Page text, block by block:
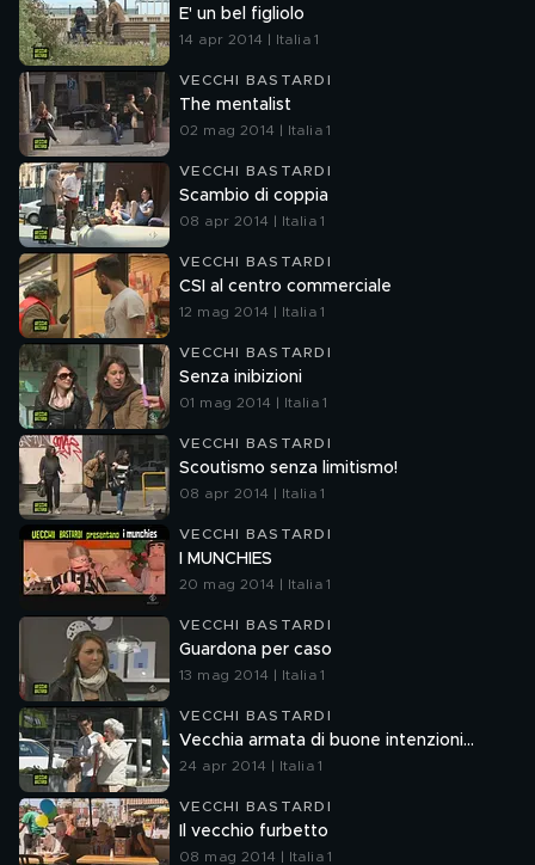
E' un bel figliolo
14 apr 2014 | Italia 1
VECCHI BASTARDI
The mentalist
02 mag 2014 | Italia 1
VECCHI BASTARDI
Scambio di coppia
08 apr 2014 | Italia 1
VECCHI BASTARDI
CSI al centro commerciale
12 mag 2014 | Italia 1
VECCHI BASTARDI
Senza inibizioni
01 mag 2014 | Italia 1
VECCHI BASTARDI
Scoutismo senza limitismo!
08 apr 2014 | Italia 1
VECCHI BASTARDI
I MUNCHIES
20 mag 2014 | Italia 1
VECCHI BASTARDI
Guardona per caso
13 mag 2014 | Italia 1
VECCHI BASTARDI
Vecchia armata di buone intenzioni...
24 apr 2014 | Italia 1
VECCHI BASTARDI
Il vecchio furbetto
08 mag 2014 | Italia 1